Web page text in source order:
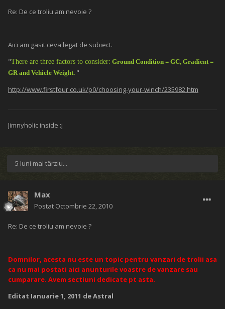
Re: De ce troliu am nevoie ?
Aici am gasit ceva legat de subiect.
"There are three factors to consider: Ground Condition = GC, Gradient =
GR and Vehicle Weight. "
http://www.firstfour.co.uk/p0/choosing-your-winch/235982.htm
Jimnyholic inside :j
5 luni mai târziu...
Max
Postat Octombrie 22, 2010
Re: De ce troliu am nevoie ?
Domnilor, acesta nu este un topic pentru vanzari de trolii asa
ca nu mai postati aici anunturile voastre de vanzare sau
cumparare. Avem sectiuni dedicate pt asta.
Editat Ianuarie 1, 2011 de Astral